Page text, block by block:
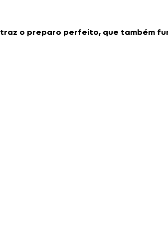
traz o preparo perfeito, que também